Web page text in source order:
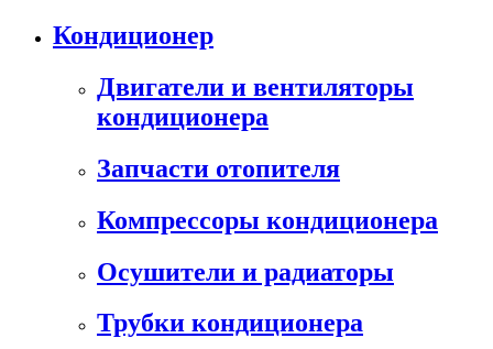
Кондиционер
Двигатели и вентиляторы
кондиционера
Запчасти отопителя
Компрессоры кондиционера
Осушители и радиаторы
Трубки кондиционера